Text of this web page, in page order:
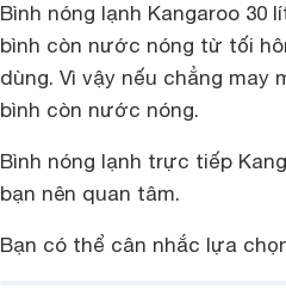
Bình nóng lạnh Kangaroo 30
bình còn nước nóng từ tối
dùng. Vì vậy nếu chẳng
bình còn nước nóng.
Bình nóng lạnh trực tiếp
bạn nên quan tâm.
Bạn có thể cân nhắc lựa